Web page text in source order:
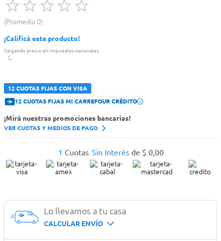
Promedio 0
¡Calificá este producto!
Cargando precio sin impuestos nacionales
12 CUOTAS FIJAS CON VISA
12 CUOTAS FIJAS MI CARREFOUR CRÉDITO
¡Mirá nuestras promociones bancarias!
VER CUOTAS Y MEDIOS DE PAGO
1 Cuotas Sin Interés de $ 0,00
Lo llevamos a tu casa
CALCULAR ENVÍO